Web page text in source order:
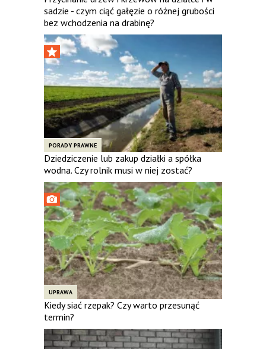
sadzie - czym ciąć gałęzie o różnej grubości
bez wchodzenia na drabinę?
PORADY PRAWNE
Dziedziczenie lub zakup działki a spółka
wodna. Czy rolnik musi w niej zostać?
UPRAWA
Kiedy siać rzepak? Czy warto przesunąć
termin?